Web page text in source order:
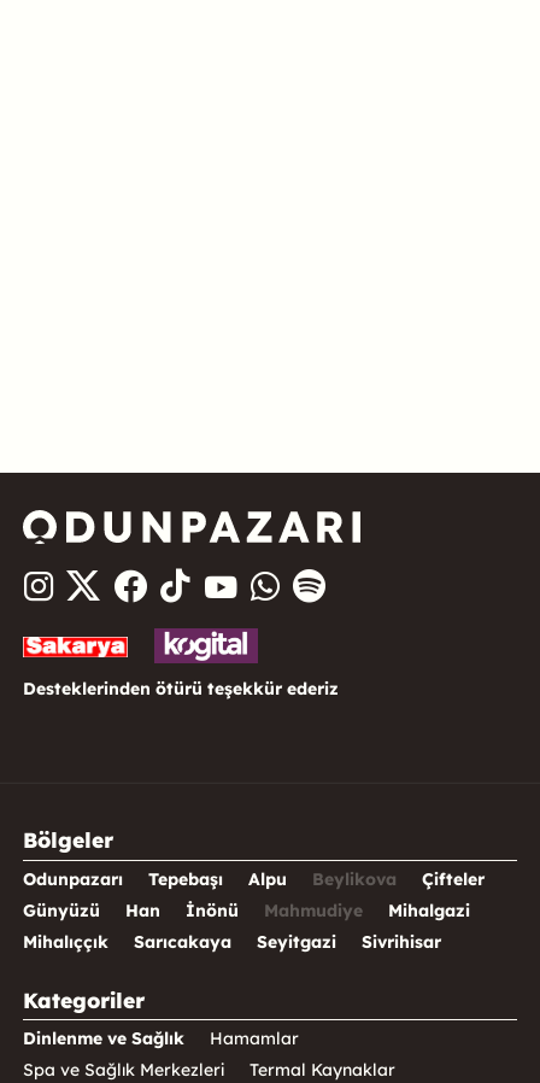
Desteklerinden ötürü teşekkür ederiz
Bölgeler
Odunpazarı Tepebaşı Alpu Beylikova
Çifteler
Günyüzü
Han İnönü Mahmudiye
Mihalgazi
Mihalıççık
Sarıcakaya Seyitgazi Sivrihisar
Kategoriler
Dinlenme ve Sağlık
Hamamlar
Spa ve Sağlık Merkezleri
Termal Kaynaklar